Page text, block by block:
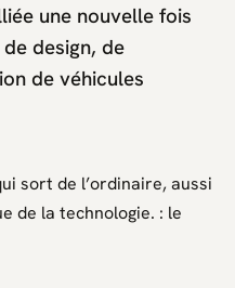
une nouvelle fois
design, de
de véhicules
sort de l’ordinaire, aussi
de la technologie. : le